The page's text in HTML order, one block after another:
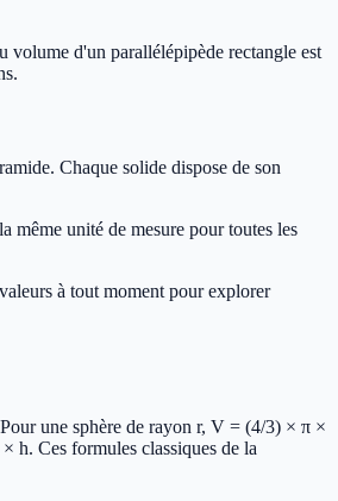
volume d'un parallélépipède rectangle est
Chaque solide dispose de son
même unité de mesure pour toutes les
à tout moment pour explorer
une sphère de rayon r, V = (4/3) × π ×
h. Ces formules classiques de la